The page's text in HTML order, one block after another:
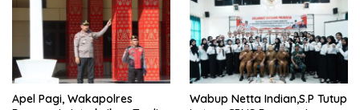
Apel Pagi, Wakapolres
Wabup Netta Indian,S.P Tutup